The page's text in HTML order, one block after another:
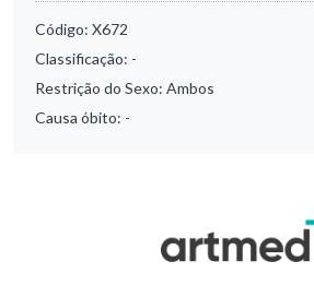
Código: X672
Classificação: -
Restrição do Sexo: Ambos
Causa óbito: -